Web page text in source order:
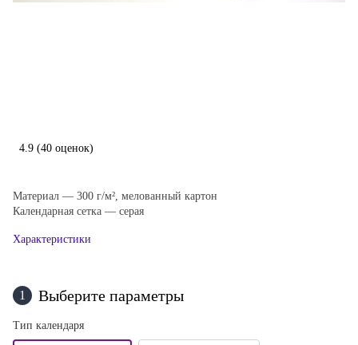
4.9 (40 оценок)
Материал — 300 г/м², мелованный картон
Календарная сетка — серая
Характеристики
1 Выберите параметры
Тип календаря